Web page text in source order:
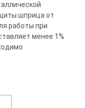
шприца от
работы при
менее 1%